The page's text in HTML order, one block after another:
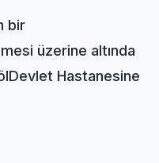
bir
üzerine altında
Devlet Hastanesine